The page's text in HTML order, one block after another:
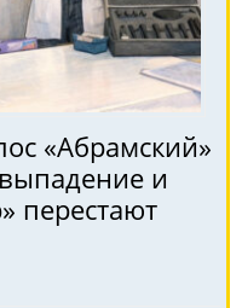
«Абрaмский»
и
перестают